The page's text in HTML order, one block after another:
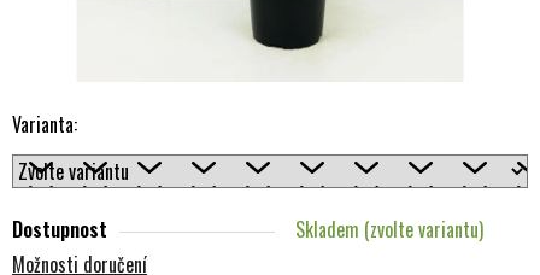
Varianta:
Dostupnost
Skladem (zvolte variantu)
Možnosti doručení